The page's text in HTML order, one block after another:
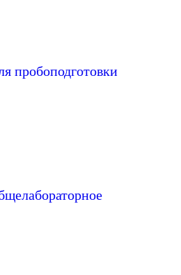
пробоподготовки